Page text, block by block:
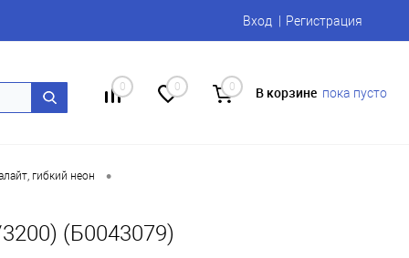
Вход Регистрация
0 0 0 В корзине пока пусто
гибкий неон •
(Б0043079)